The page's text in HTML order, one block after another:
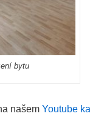
bytu
našem Youtube